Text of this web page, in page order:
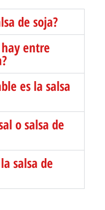
de soja?
entre
es la salsa
o salsa de
salsa de